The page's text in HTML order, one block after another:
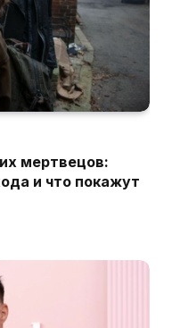
мертвецов:
и что покажут